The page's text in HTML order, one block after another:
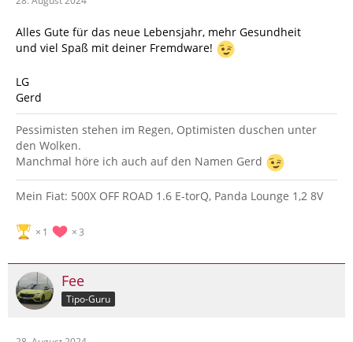
Alles Gute für das neue Lebensjahr, mehr Gesundheit
und viel Spaß mit deiner Fremdware!
LG
Gerd
Pessimisten stehen im Regen, Optimisten duschen unter
den Wolken.
Manchmal höre ich auch auf den Namen Gerd
Mein Fiat: 500X OFF ROAD 1.6 E-torQ, Panda Lounge 1,2 8V
1 3
Fee
Tipo-Guru